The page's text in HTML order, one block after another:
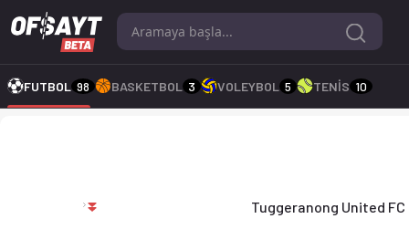
Tuggeranong United FC - Canberra Olympic 1-3 bitti. Gol
FUTBOL 98 BASKETBOL 3 VOLEYBOL 5 TENİS 10
Tuggeranong United
Tuggeranong United FC